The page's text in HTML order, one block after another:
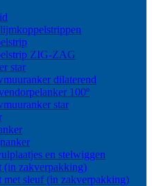
ZIG-ZAG
star
dilaterend
100º
star
en stelwiggen
(in zakverpakking)
met sleuf (in zakverpakking)